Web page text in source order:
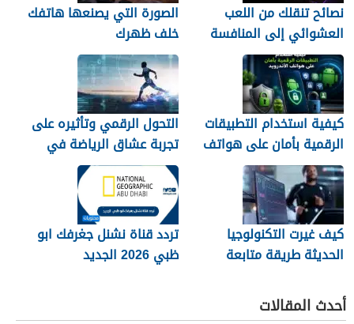
نصائح تنقلك من اللعب
العشوائي إلى المنافسة
الصورة التي يصنعها هاتفك
خلف ظهرك
كيفية استخدام التطبيقات
الرقمية بأمان على هواتف
الأندرويد
التحول الرقمي وتأثيره على
تجربة عشاق الرياضة في
الجزائر
كيف غيرت التكنولوجيا
الحديثة طريقة متابعة
تردد قناة نشنل جغرفك ابو
ظبي 2026 الجديد
أحدث المقالات